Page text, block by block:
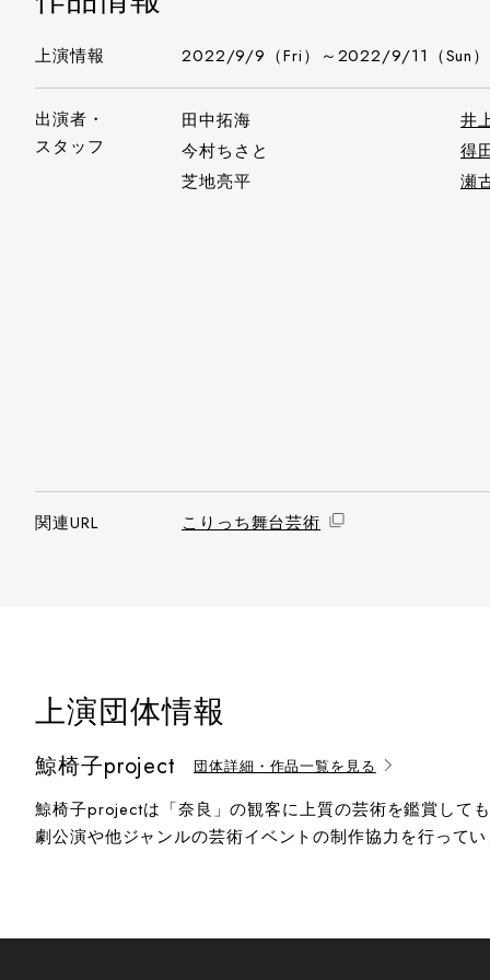
上演情報 2022/9/9（Fri）～2022/9/11（Sun）
出演者・
スタッフ
田中拓海
井
今村ちさと
得
芝地亮平
瀬
関連URL こりっち舞台芸術
上演団体情報
鯨椅子project 団体詳細・作品一覧を見る
鯨椅子projectは「奈良」の観客に上質の芸術を鑑賞して
劇公演や他ジャンルの芸術イベントの制作協力を行って